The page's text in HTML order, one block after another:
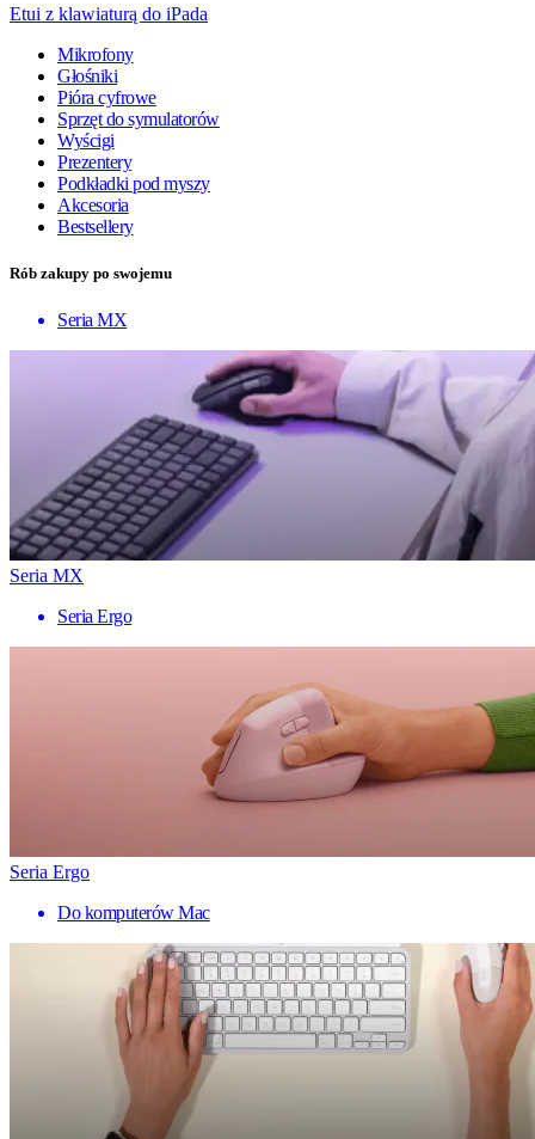
Etui z klawiaturą do iPada
Mikrofony
Głośniki
Pióra cyfrowe
Sprzęt do symulatorów
Wyścigi
Prezentery
Podkładki pod myszy
Akcesoria
Bestsellery
Rób zakupy po swojemu
Seria MX
Seria MX
Seria Ergo
Seria Ergo
Do komputerów Mac